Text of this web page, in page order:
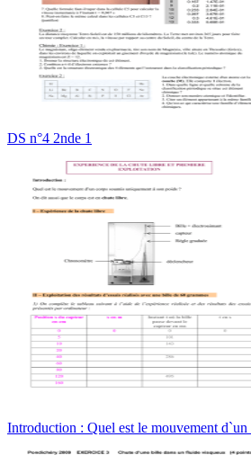
DS n°4 2nde 1
Introduction : Quel est le mouvement